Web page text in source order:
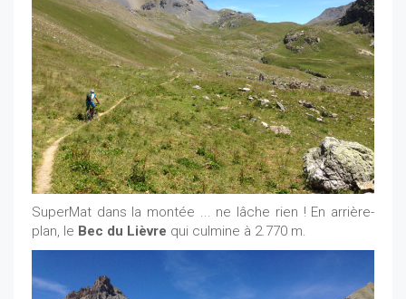
SuperMat dans la montée ... ne lâche rien ! En arrière-
plan, le Bec du Lièvre qui culmine à 2.770 m.